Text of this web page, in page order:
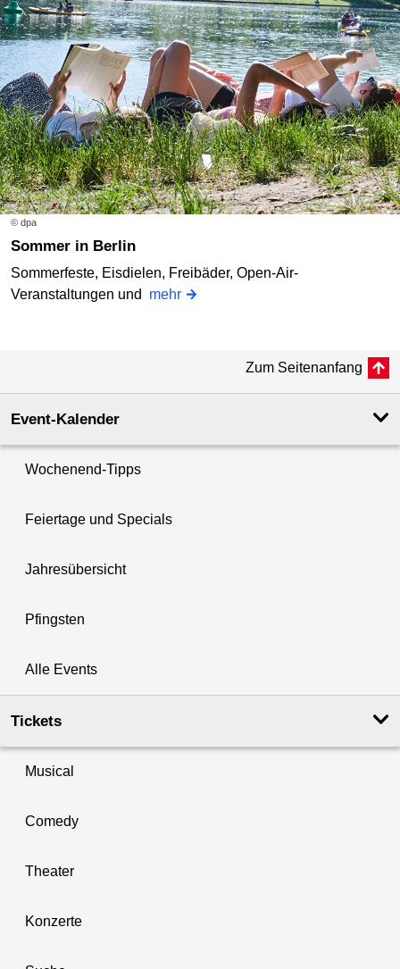
© dpa
Sommer in Berlin
Sommerfeste, Eisdielen, Freibäder, Open-Air-
Veranstaltungen und mehr
Zum Seitenanfang
Event-Kalender
Wochenend-Tipps
Feiertage und Specials
Jahresübersicht
Pfingsten
Alle Events
Tickets
Musical
Comedy
Theater
Konzerte